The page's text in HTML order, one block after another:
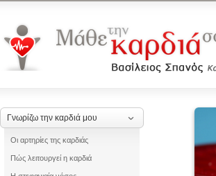
Γνωρίζω την καρδιά μου
Οι αρτηρίες της καρδιάς
Πώς λειτουργεί η καρδιά